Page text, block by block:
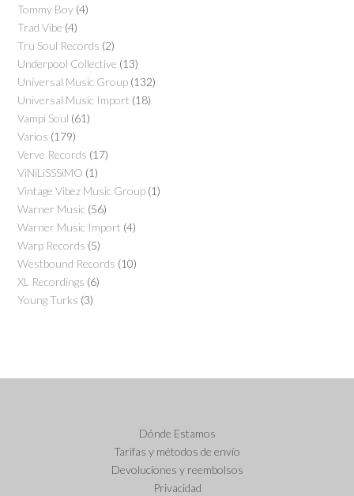
Tommy Boy (4)
Trad Vibe (4)
Tru Soul Records (2)
Underpool Collective (13)
Universal Music Group (132)
Universal Music Import (18)
Vampi Soul (61)
Varios (179)
Verve Records (17)
ViNiLiSSSiMO (1)
Vintage Vibez Music Group (1)
Warner Music (56)
Warner Music Import (4)
Warp Records (5)
Westbound Records (10)
XL Recordings (6)
Young Turks (3)
Dónde Estamos
Tarifas y métodos de envío
Devoluciones y reembolsos
Privacidad